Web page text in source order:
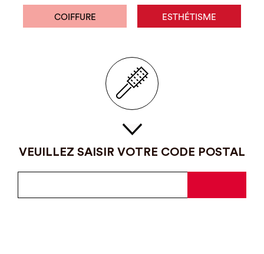
COIFFURE ESTHÉTISME
VEUILLEZ SAISIR VOTRE CODE POSTAL